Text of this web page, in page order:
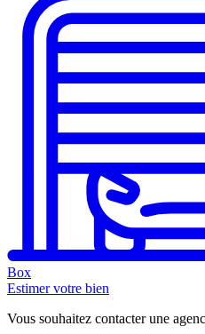
Box
Estimer votre bien
Vous souhaitez contacter une